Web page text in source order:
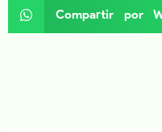
Compartir por